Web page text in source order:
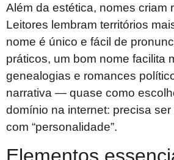
Além da estética, nomes criam
Leitores lembram territórios
nome é único e fácil de
práticos, um bom nome facilita
genealogias e romances
narrativa — quase como
domínio na internet: precisa ser
com “personalidade”.